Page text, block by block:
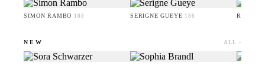
SIMON RAMBO 188 SERIGNE GUEYE 186 RUFUS
NEW ALL ›